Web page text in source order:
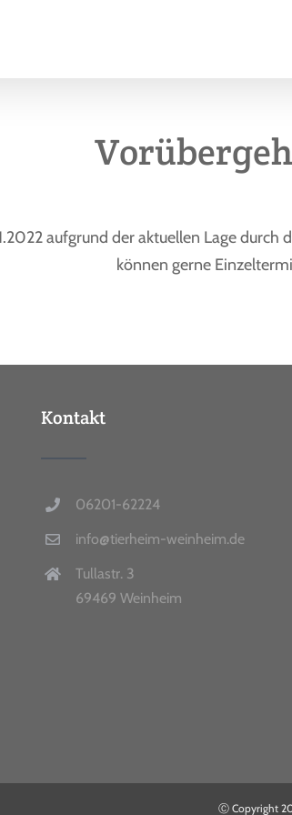
aufgrund der aktuellen Lage durch
können gerne
Kontakt
06201-62224
info@tierheim-weinheim.de
Tullastr. 3
69469 Weinheim
Ⓒ Copyright